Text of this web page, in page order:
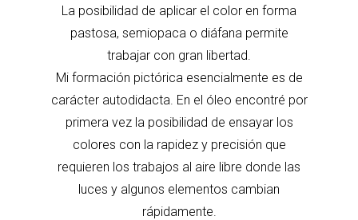
La posibilidad de aplicar el color en forma
pastosa, semiopaca o diáfana permite
trabajar con gran libertad.
Mi formación pictórica esencialmente es de
carácter autodidacta. En el óleo encontré por
primera vez la posibilidad de ensayar los
colores con la rapidez y precisión que
requieren los trabajos al aire libre donde las
luces y algunos elementos cambian
rápidamente.